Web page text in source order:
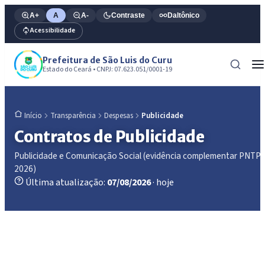
A+ A A- Contraste Daltônico
Acessibilidade
Prefeitura de São Luis do Curu
Estado do Ceará • CNPJ: 07.623.051/0001-19
Início Transparência Despesas Publicidade
Contratos de Publicidade
Publicidade e Comunicação Social (evidência complementar PNTP
2026)
Última atualização: 07/08/2026· hoje